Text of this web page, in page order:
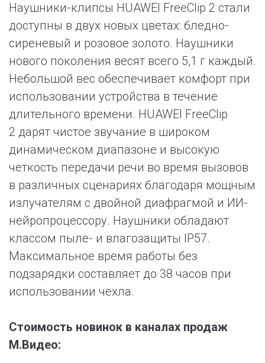
Наушники-клипсы HUAWEI FreeClip 2 стали
доступны в двух новых цветах: бледно-
сиреневый и розовое золото. Наушники
нового поколения весят всего 5,1 г каждый.
Небольшой вес обеспечивает комфорт при
использовании устройства в течение
длительного времени. HUAWEI FreeClip
2 дарят чистое звучание в широком
динамическом диапазоне и высокую
четкость передачи речи во время вызовов
в различных сценариях благодаря мощным
излучателям с двойной диафрагмой и ИИ-
нейропроцессору. Наушники обладают
классом пыле- и влагозащиты IP57.
Максимальное время работы без
подзарядки составляет до 38 часов при
использовании чехла.
Стоимость новинок в каналах продаж
М.Видео: